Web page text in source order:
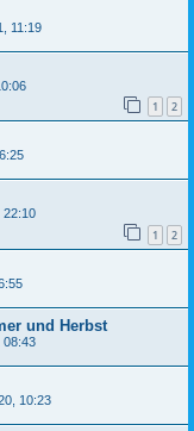
11:19
1 2
22:10
1 2
und Herbst
08:43
10:23